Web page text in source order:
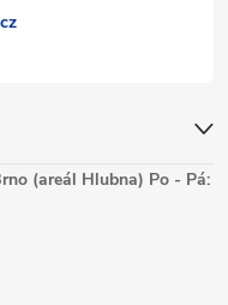
(areál Hlubna) Po - Pá: